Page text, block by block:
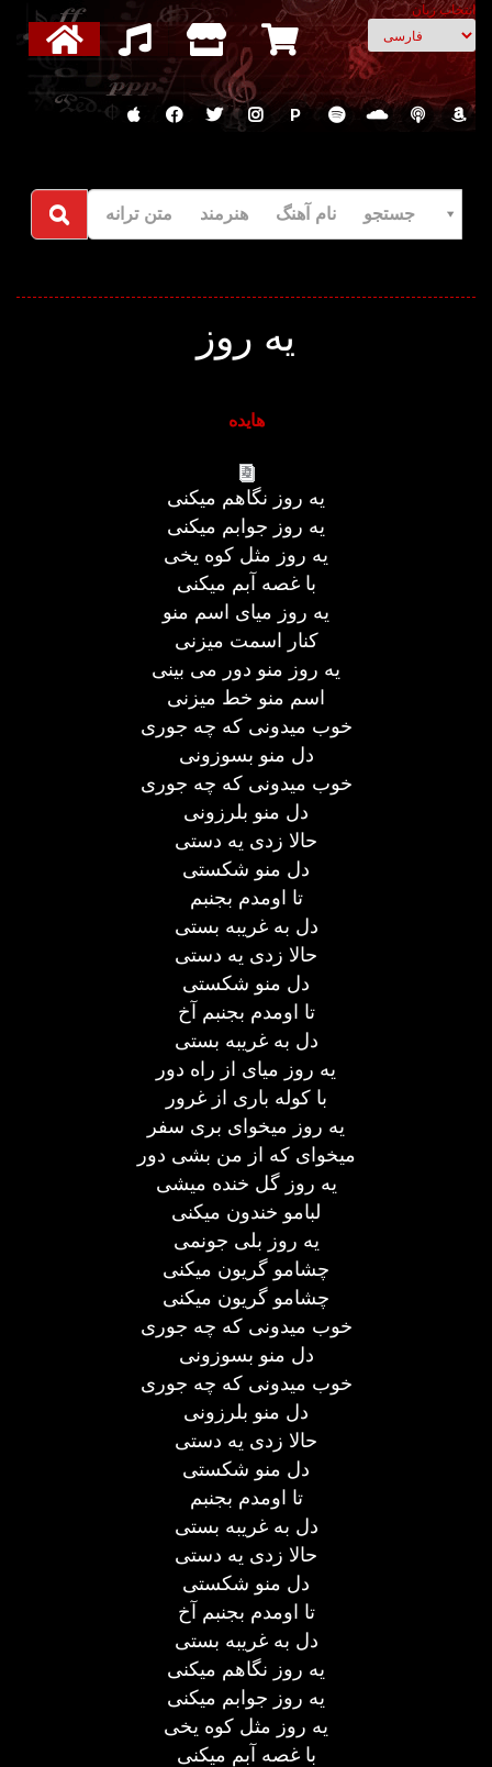
انتخاب زبان
P
جستجو نام آهنگ هنرمند متن ترانه
یه روز
هایده
یه روز نگاهم میکنی
یه روز جوابم میکنی
یه روز مثل کوه یخی
با غصه آبم میکنی
یه روز میای اسم منو
کنار اسمت میزنی
یه روز منو دور می بینی
اسم منو خط میزنی
خوب میدونی که چه جوری
دل منو بسوزونی
خوب میدونی که چه جوری
دل منو بلرزونی
حالا زدی یه دستی
دل منو شکستی
تا اومدم بجنبم
دل به غریبه بستی
حالا زدی یه دستی
دل منو شکستی
تا اومدم بجنبم آخ
دل به غریبه بستی
یه روز میای از راه دور
با کوله باری از غرور
یه روز میخوای بری سفر
میخوای که از من بشی دور
یه روز گل خنده میشی
لبامو خندون میکنی
یه روز بلی جونمی
چشامو گریون میکنی
چشامو گریون میکنی
خوب میدونی که چه جوری
دل منو بسوزونی
خوب میدونی که چه جوری
دل منو بلرزونی
حالا زدی یه دستی
دل منو شکستی
تا اومدم بجنبم
دل به غریبه بستی
حالا زدی یه دستی
دل منو شکستی
تا اومدم بجنبم آخ
دل به غریبه بستی
یه روز نگاهم میکنی
یه روز جوابم میکنی
یه روز مثل کوه یخی
با غصه آبم میکنی